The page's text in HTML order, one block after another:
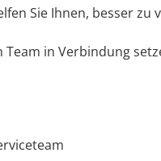
Sie Ihnen, besser zu
in Verbindung